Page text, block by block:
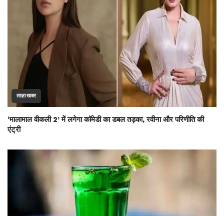
ताज़ा खबर
‘मालामाल वीकली 2’ में लगेगा कॉमेडी का डबल तड़का, रवीना और परिणीति की
एंट्री